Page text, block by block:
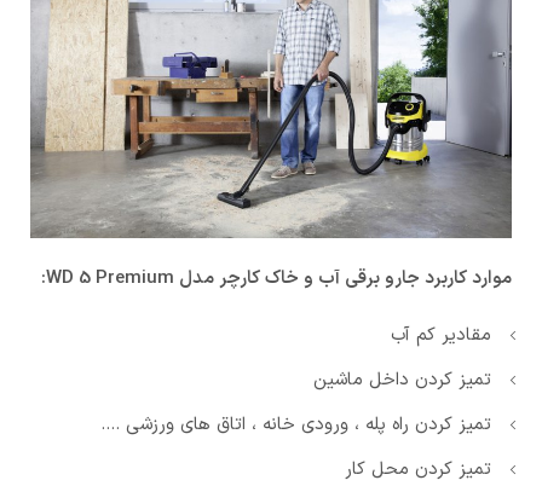
موارد کاربرد جارو برقی آب و خاک کارچر مدل WD 5 Premium:
مقادیر کم آب
تمیز کردن داخل ماشین
تمیز کردن راه پله ، ورودی خانه ، اتاق های ورزشی ….
تمیز کردن محل کار